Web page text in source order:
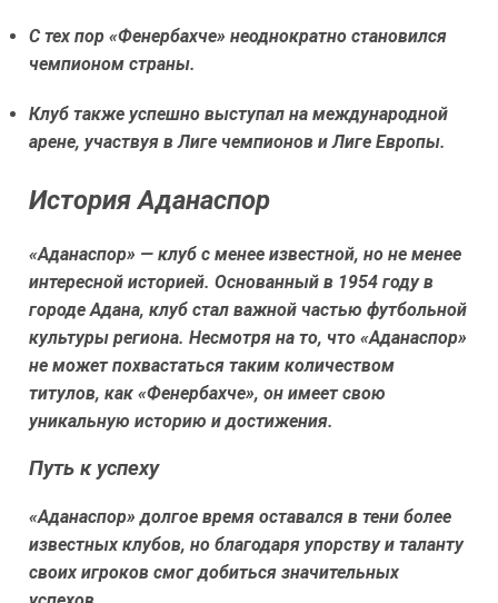
С тех пор «Фенербахче» неоднократно становился
чемпионом страны.
Клуб также успешно выступал на международной
арене, участвуя в Лиге чемпионов и Лиге Европы.
История Аданаспор
«Аданаспор» — клуб с менее известной, но не менее
интересной историей. Основанный в 1954 году в
городе Адана, клуб стал важной частью футбольной
культуры региона. Несмотря на то, что «Аданаспор»
не может похвастаться таким количеством
титулов, как «Фенербахче», он имеет свою
уникальную историю и достижения.
Путь к успеху
«Аданаспор» долгое время оставался в тени более
известных клубов, но благодаря упорству и таланту
своих игроков смог добиться значительных